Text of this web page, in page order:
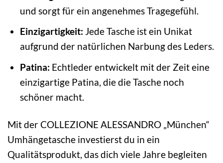
und sorgt für ein angenehmes Tragegefühl.
Einzigartigkeit: Jede Tasche ist ein Unikat
aufgrund der natürlichen Narbung des Leders.
Patina: Echtleder entwickelt mit der Zeit eine
einzigartige Patina, die die Tasche noch
schöner macht.
Mit der COLLEZIONE ALESSANDRO „München“
Umhängetasche investierst du in ein
Qualitätsprodukt, das dich viele Jahre begleiten